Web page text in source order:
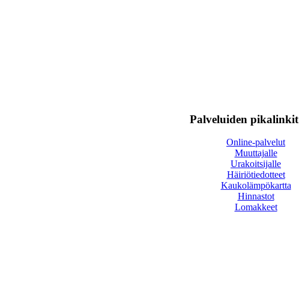
Palveluiden pikalinkit
Online-palvelut
Muuttajalle
Urakoitsijalle
Häiriötiedotteet
Kaukolämpökartta
Hinnastot
Lomakkeet